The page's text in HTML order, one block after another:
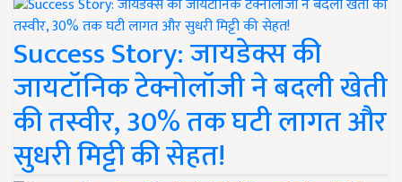
Success Story: जायडेक्स की
जायटॉनिक टेक्नोलॉजी ने बदली खेती
की तस्वीर, 30% तक घटी लागत और
सुधरी मिट्टी की सेहत!